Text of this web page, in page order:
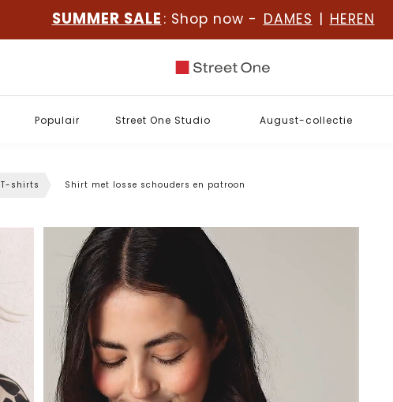
SUMMER SALE : Shop now - DAMES | HEREN
Populair Street One Studio August-collectie
T-shirts Shirt met losse schouders en patroon